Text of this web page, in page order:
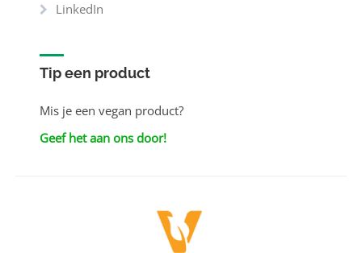
LinkedIn
Tip een product
Mis je een vegan product?
Geef het aan ons door!